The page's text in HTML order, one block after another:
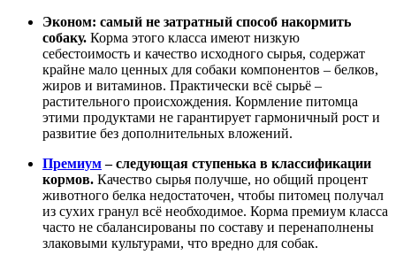
Эконом: самый не затратный способ накормить
собаку. Корма этого класса имеют низкую
себестоимость и качество исходного сырья, содержат
крайне мало ценных для собаки компонентов – белков,
жиров и витаминов. Практически всё сырьё –
растительного происхождения. Кормление питомца
этими продуктами не гарантирует гармоничный рост и
развитие без дополнительных вложений.
Премиум– следующая ступенька в классификации
кормов. Качество сырья получше, но общий процент
животного белка недостаточен, чтобы питомец получал
из сухих гранул всё необходимое. Корма премиум класса
часто не сбалансированы по составу и перенаполнены
злаковыми культурами, что вредно для собак.